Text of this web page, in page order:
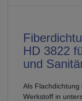
HD 3822
und
Als
Werkstoff in